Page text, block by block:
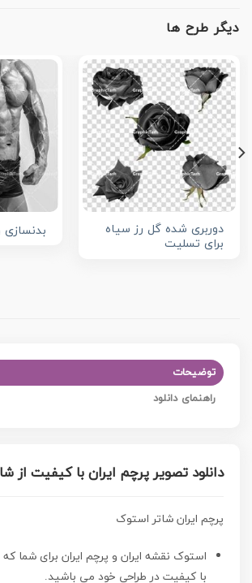
دیگر طرح ها
دوربری شده گل رز سیاه
برای تسلیت
بدنسازی
توضیحات
راهنمای دانلود
دانلود تصویر پرچم ایران با کیفیت از
پرچم ایران شاتر استوک
استوک نقشه ایران و پرچم ایران برای شما که
با کیفیت در طراحی خود می باشید.